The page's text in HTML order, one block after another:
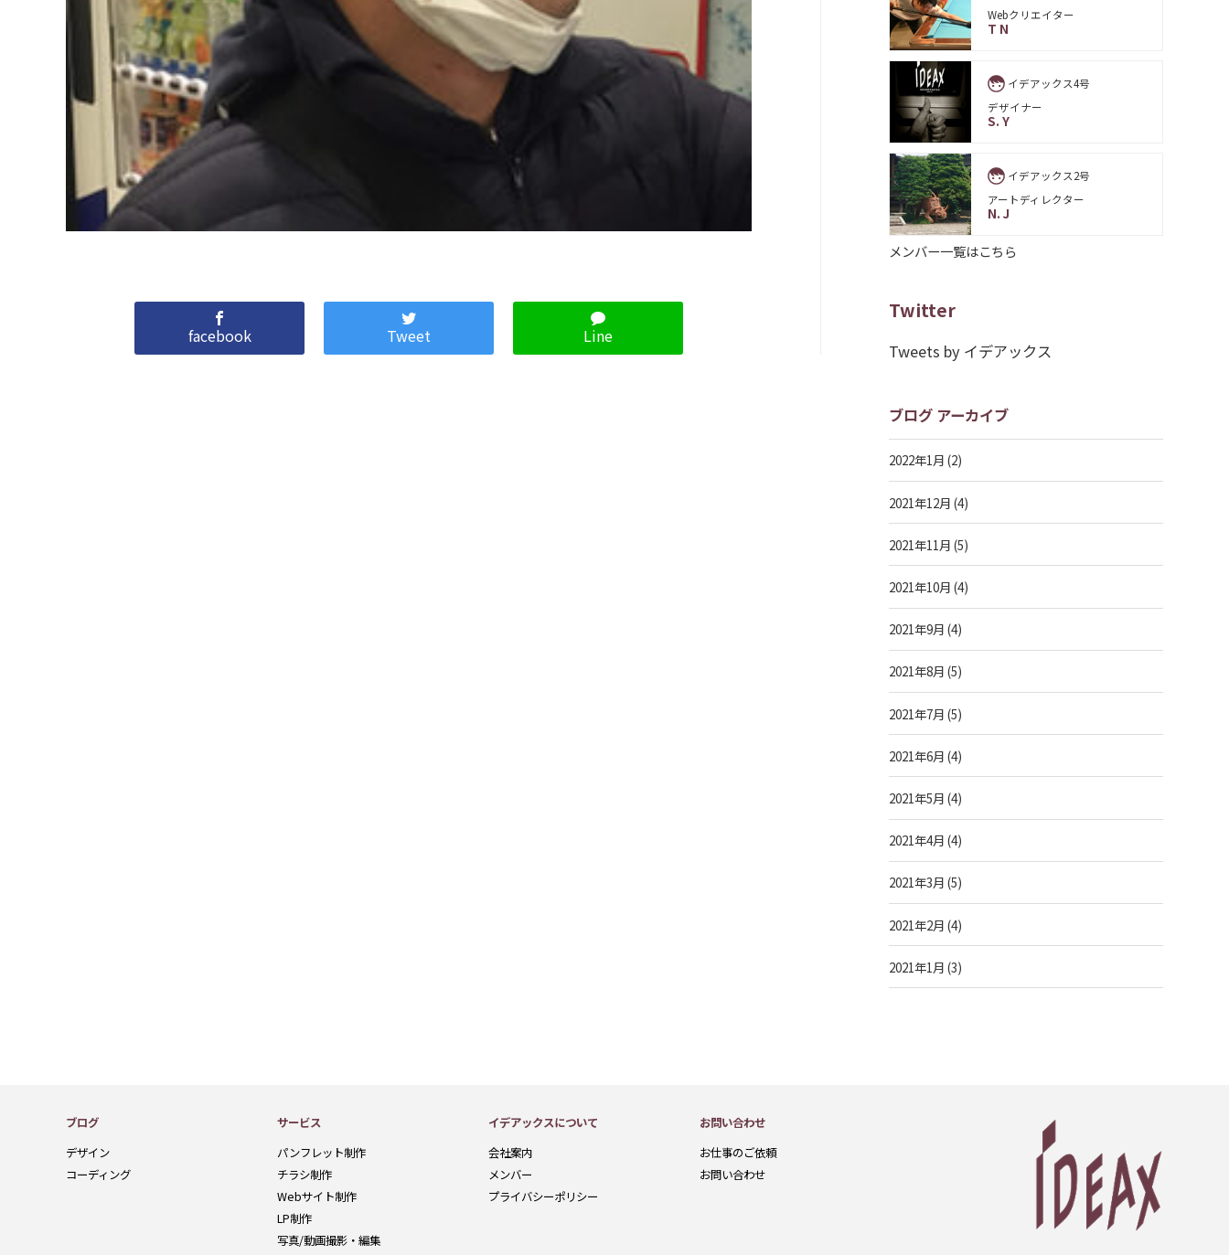
facebook Tweet Line
Webクリエイター
T N
イデアックス4号
デザイナー
S. Y
イデアックス2号
アートディレクター
N. J
メンバー一覧はこちら
Twitter
Tweets by イデアックス
ブログ アーカイブ
2022年1月 (2)
2021年12月 (4)
2021年11月 (5)
2021年10月 (4)
2021年9月 (4)
2021年8月 (5)
2021年7月 (5)
2021年6月 (4)
2021年5月 (4)
2021年4月 (4)
2021年3月 (5)
2021年2月 (4)
2021年1月 (3)
ブログ
デザイン
コーディング
サービス
パンフレット制作
チラシ制作
Webサイト制作
LP制作
写真/動画撮影・編集
イデアックスについて
会社案内
メンバー
プライバシーポリシー
お問い合わせ
お仕事のご依頼
お問い合わせ